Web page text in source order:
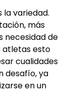
la variedad.
más
necesidad de
atletas esto
cualidades
desafío, ya
en un